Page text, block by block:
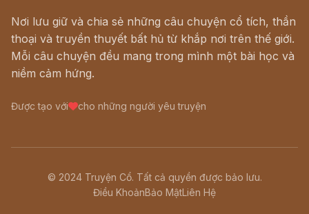
Nơi lưu giữ và chia sẻ những câu chuyện cổ tích, thần
thoại và truyền thuyết bất hủ từ khắp nơi trên thế giới.
Mỗi câu chuyện đều mang trong mình một bài học và
niềm cảm hứng.
Được tạo với cho những người yêu truyện
© 2024 Truyện Cổ. Tất cả quyền được bảo lưu.
Điều KhoảnBảo MậtLiên Hệ